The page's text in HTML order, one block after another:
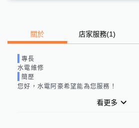
關於 店家服務(1)
專長
水電維修
簡歷
您好， 水電阿豪希望能為您服務！
看更多